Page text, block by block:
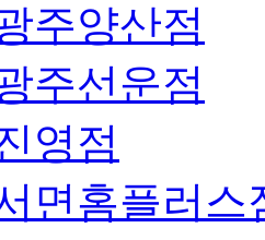
주양산점
주선운점
영점
면홈플러스